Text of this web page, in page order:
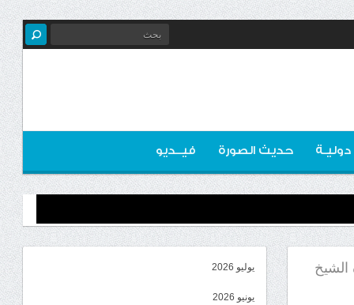
دوليـة حديث الصورة فيــديو
الشيخ يوليو 2026
يونيو 2026